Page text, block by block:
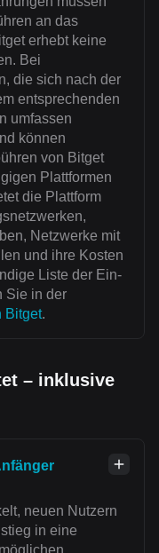
an das
erhebt keine
Bei
die sich nach der
entsprechenden
umfassen
können
von Bitget
Plattformen
die Plattform
Netzwerke mit
und ihre Kosten
Liste der Ein-
Sie in der
Bitget.
– inklusive
neuen Nutzern
in eine